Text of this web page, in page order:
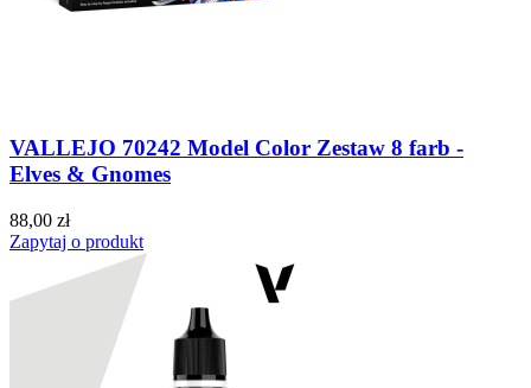
VALLEJO 70242 Model Color Zestaw 8 farb -
Elves & Gnomes
88,00 zł
Zapytaj o produkt